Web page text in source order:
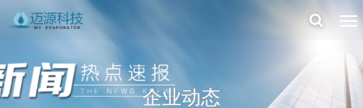
企业动态